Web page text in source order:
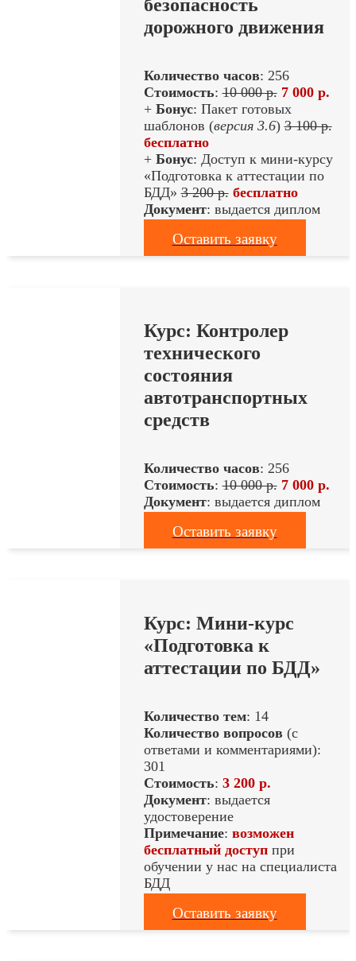
безопасность
дорожного движения
Количество часов: 256
Стоимость:10 000 р. 7 000 р.
+ Бонус: Пакет готовых
шаблонов (версия 3.6)3 100 р.
бесплатно
+ Бонус: Доступ к мини-курсу
«Подготовка к аттестации по
БДД»3 200 р. бесплатно
Документ: выдается диплом
Оставить заявку
Курс: Контролер
технического
состояния
автотранспортных
средств
Количество часов: 256
Стоимость:10 000 р. 7 000 р.
Документ: выдается диплом
Оставить заявку
Курс: Мини-курс
«Подготовка к
аттестации по БДД»
Количество тем: 14
Количество вопросов (с
ответами и комментариями):
301
Стоимость: 3 200 р.
Документ: выдается
удостоверение
Примечание: возможен
бесплатный доступпри
обучении у нас на специалиста
БДД
Оставить заявку